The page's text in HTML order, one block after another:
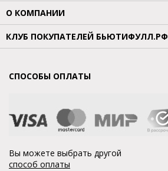
О КОМПАНИИ
КЛУБ ПОКУПАТЕЛЕЙ БЬЮТИФУЛЛ.РФ
СПОСОБЫ ОПЛАТЫ
Вы можете выбрать другой
способ оплаты